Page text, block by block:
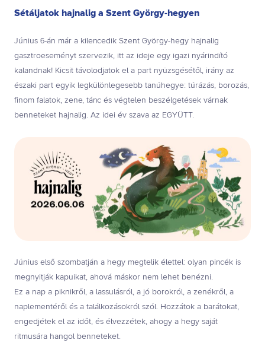
Sétáljatok hajnalig a Szent György-hegyen
Június 6-án már a kilencedik Szent György-hegy hajnalig
gasztroeseményt szervezik, itt az ideje egy igazi nyárindító
kalandnak! Kicsit távolodjatok el a part nyüzsgésétől, irány az
északi part egyik legkülönlegesebb tanúhegye: túrázás, borozás,
finom falatok, zene, tánc és végtelen beszélgetések várnak
benneteket hajnalig. Az idei év szava az EGYÜTT.
Június első szombatján a hegy megtelik élettel: olyan pincék is
megnyitják kapuikat, ahová máskor nem lehet benézni.
Ez a nap a piknikről, a lassulásról, a jó borokról, a zenékről, a
naplementéről és a találkozásokról szól. Hozzátok a barátokat,
engedjétek el az időt, és élvezzétek, ahogy a hegy saját
ritmusára hangol benneteket.